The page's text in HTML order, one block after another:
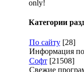
only!
Категории
По сайту [28]
Информация
Софт [21508]
Свежие